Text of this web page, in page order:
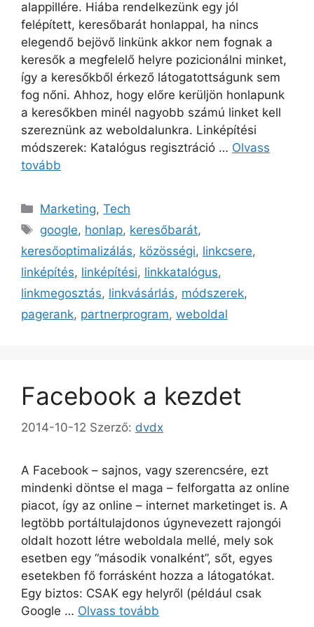
alappillére. Hiába rendelkezünk egy jól
felépített, keresőbarát honlappal, ha nincs
elegendő bejövő linkünk akkor nem fognak a
keresők a megfelelő helyre pozicionálni minket,
így a keresőkből érkező látogatottságunk sem
fog nőni. Ahhoz, hogy előre kerüljön honlapunk
a keresőkben minél nagyobb számú linket kell
szereznünk az weboldalunkra. Linképítési
módszerek: Katalógus regisztráció … Olvass
tovább
Kategória
Marketing,Tech
Címkék
google, honlap, keresőbarát,
keresőoptimalizálás, közösségi, linkcsere,
linképítés, linképítési, linkkatalógus,
linkmegosztás, linkvásárlás, módszerek,
pagerank, partnerprogram, weboldal
Facebook a kezdet
2014-10-12 Szerző: dvdx
A Facebook – sajnos, vagy szerencsére, ezt
mindenki döntse el maga – felforgatta az online
piacot, így az online – internet marketinget is. A
legtöbb portáltulajdonos úgynevezett rajongói
oldalt hozott létre weboldala mellé, mely sok
esetben egy “második vonalként”, sőt, egyes
esetekben fő forrásként hozza a látogatókat.
Egy biztos: CSAK egy helyről (például csak
Google … Olvass tovább